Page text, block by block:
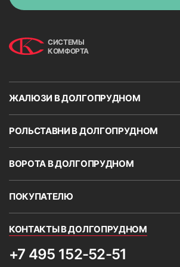
Заполните форму
В кратчайшее рабочее время с Вами
СИСТЕМЫ
КОМФОРТА
ЖАЛЮЗИ В ДОЛГОПРУДНОМ
РОЛЬСТАВНИ В ДОЛГОПРУДНОМ
ВОРОТА В ДОЛГОПРУДНОМ
ПОКУПАТЕЛЮ
КОНТАКТЫ В ДОЛГОПРУДНОМ
+7 495 152-52-51